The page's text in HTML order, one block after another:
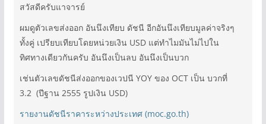
สวัสดีครับแาจารย์
ผมดูตัวเลขส่งออก อันนึงเทียบ ดัชนี อีกอันนึงเทียบมูลค่าจริงๆ
ทั้งคู่ เปรียบเทียบโดยหน่วยเงิน USD แต่ทำไมมันไม่ไปใน
ทิศทางเดียวกันครับ อันนึงเป็นลบ อันนึงเป็นบวก
เช่นตัวเลขดัชนีส่งออกของเวปนี YOY ของ OCT เป็น บวกที่
3.2 (ปีฐาน 2555 รูปเงิน USD)
รายงานดัชนีราคาระหว่างประเทศ (moc.go.th)